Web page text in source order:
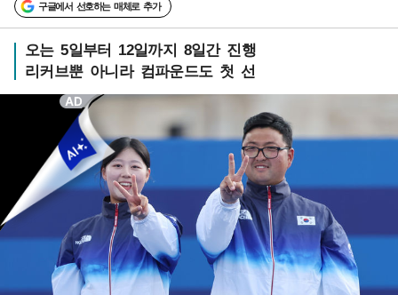
구글에서 선호하는 매체로 추가
오는 5일부터 12일까지 8일간 진행
리커브뿐 아니라 컴파운드도 첫 선